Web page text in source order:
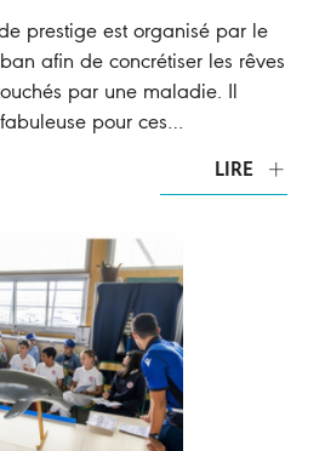
prestige est organisé par le
afin de concrétiser les rêves
par une maladie. Il
pour ces…
LIRE